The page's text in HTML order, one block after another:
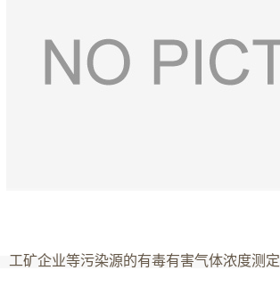
矿企业等污染源的有毒有害气体浓度测